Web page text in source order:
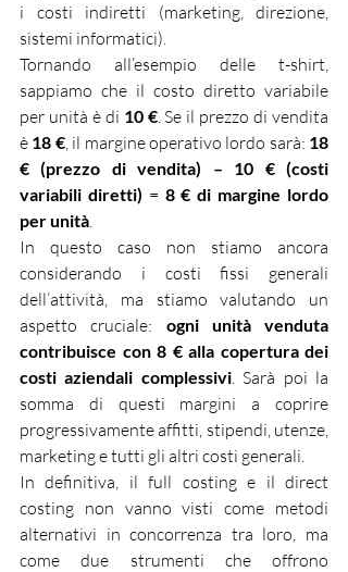
i costi indiretti (marketing, direzione,
sistemi informatici).
Tornando all’esempio delle t-shirt,
sappiamo che il costo diretto variabile
per unità è di 10 €. Se il prezzo di vendita
è 18 €, il margine operativo lordo sarà: 18
€ (prezzo di vendita) – 10 € (costi
variabili diretti) = 8 € di margine lordo
per unità.
In questo caso non stiamo ancora
considerando i costi fissi generali
dell’attività, ma stiamo valutando un
aspetto cruciale: ogni unità venduta
contribuisce con 8 € alla copertura dei
costi aziendali complessivi. Sarà poi la
somma di questi margini a coprire
progressivamente affitti, stipendi, utenze,
marketing e tutti gli altri costi generali.
In definitiva, il full costing e il direct
costing non vanno visti come metodi
alternativi in concorrenza tra loro, ma
come due strumenti che offrono